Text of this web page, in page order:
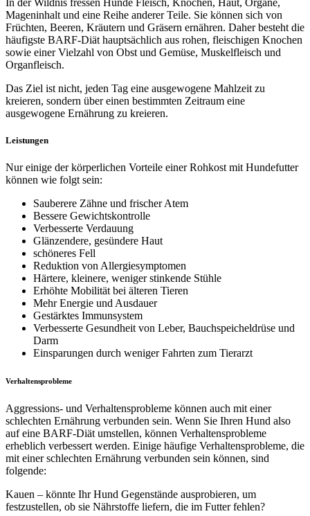
In der Wildnis fressen Hunde Fleisch, Knochen, Haut, Organe,
Mageninhalt und eine Reihe anderer Teile. Sie können sich von
Früchten, Beeren, Kräutern und Gräsern ernähren. Daher besteht die
häufigste BARF-Diät hauptsächlich aus rohen, fleischigen Knochen
sowie einer Vielzahl von Obst und Gemüse, Muskelfleisch und
Organfleisch.
Das Ziel ist nicht, jeden Tag eine ausgewogene Mahlzeit zu
kreieren, sondern über einen bestimmten Zeitraum eine
ausgewogene Ernährung zu kreieren.
Leistungen
Nur einige der körperlichen Vorteile einer Rohkost mit Hundefutter
können wie folgt sein:
Sauberere Zähne und frischer Atem
Bessere Gewichtskontrolle
Verbesserte Verdauung
Glänzendere, gesündere Haut
schöneres Fell
Reduktion von Allergiesymptomen
Härtere, kleinere, weniger stinkende Stühle
Erhöhte Mobilität bei älteren Tieren
Mehr Energie und Ausdauer
Gestärktes Immunsystem
Verbesserte Gesundheit von Leber, Bauchspeicheldrüse und
Darm
Einsparungen durch weniger Fahrten zum Tierarzt
Verhaltensprobleme
Aggressions- und Verhaltensprobleme können auch mit einer
schlechten Ernährung verbunden sein. Wenn Sie Ihren Hund also
auf eine BARF-Diät umstellen, können Verhaltensprobleme
erheblich verbessert werden. Einige häufige Verhaltensprobleme, die
mit einer schlechten Ernährung verbunden sein können, sind
folgende:
Kauen – könnte Ihr Hund Gegenstände ausprobieren, um
festzustellen, ob sie Nährstoffe liefern, die im Futter fehlen?